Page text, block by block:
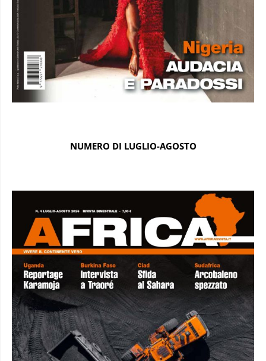
NUMERO DI LUGLIO-AGOSTO